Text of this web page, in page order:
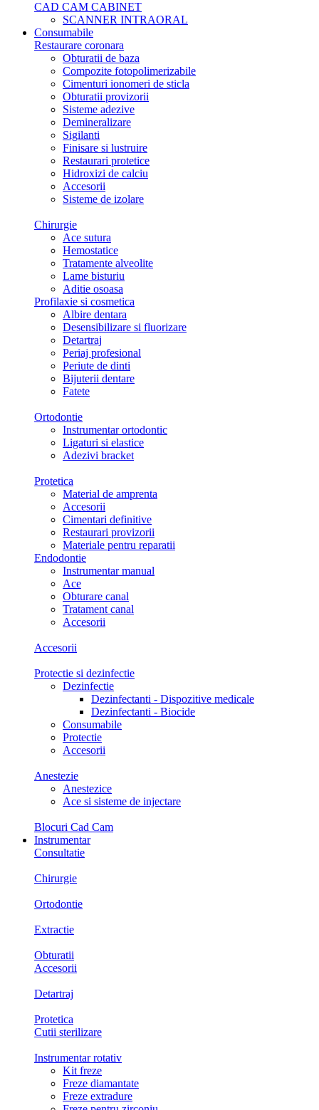
CAD CAM CABINET
SCANNER INTRAORAL
Consumabile
Restaurare coronara
Obturatii de baza
Compozite fotopolimerizabile
Cimenturi ionomeri de sticla
Obturatii provizorii
Sisteme adezive
Demineralizare
Sigilanti
Finisare si lustruire
Restaurari protetice
Hidroxizi de calciu
Accesorii
Sisteme de izolare
Chirurgie
Ace sutura
Hemostatice
Tratamente alveolite
Lame bisturiu
Aditie osoasa
Profilaxie si cosmetica
Albire dentara
Desensibilizare si fluorizare
Detartraj
Periaj profesional
Periute de dinti
Bijuterii dentare
Fatete
Ortodontie
Instrumentar ortodontic
Ligaturi si elastice
Adezivi bracket
Protetica
Material de amprenta
Accesorii
Cimentari definitive
Restaurari provizorii
Materiale pentru reparatii
Endodontie
Instrumentar manual
Ace
Obturare canal
Tratament canal
Accesorii
Accesorii
Protectie si dezinfectie
Dezinfectie
Dezinfectanti - Dispozitive medicale
Dezinfectanti - Biocide
Consumabile
Protectie
Accesorii
Anestezie
Anestezice
Ace si sisteme de injectare
Blocuri Cad Cam
Instrumentar
Consultatie
Chirurgie
Ortodontie
Extractie
Obturatii
Accesorii
Detartraj
Protetica
Cutii sterilizare
Instrumentar rotativ
Kit freze
Freze diamantate
Freze extradure